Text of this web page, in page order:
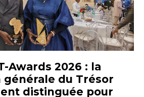
Awards 2026 : la
générale du Trésor
distinguée pour